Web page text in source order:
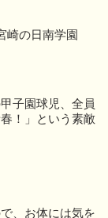
崎の日南学園
子園球児、全員
！」という素敵
、お体には気を